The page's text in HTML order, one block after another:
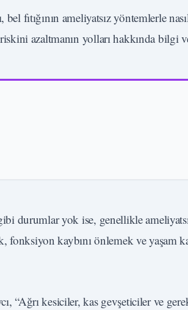
fıtığının ameliyatsız yöntemlerle
azaltmanın yolları hakkında bilgi
durumlar yok ise, genellikle
fonksiyon kaybını önlemek ve yaşam
“Ağrı kesiciler, kas gevşeticiler ve